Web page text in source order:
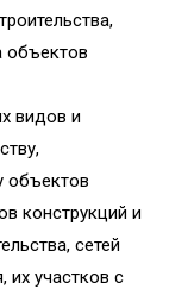
объектов
видов и
объектов
конструкций и
сетей
их участков с